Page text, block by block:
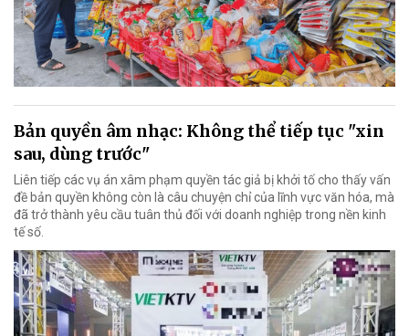
Bản quyền âm nhạc: Không thể tiếp tục "xin
sau, dùng trước"
Liên tiếp các vụ án xâm phạm quyền tác giả bị khởi tố cho thấy vấn
đề bản quyền không còn là câu chuyện chỉ của lĩnh vực văn hóa, mà
đã trở thành yêu cầu tuân thủ đối với doanh nghiệp trong nền kinh
tế số.